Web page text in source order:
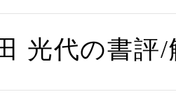
光代の書評